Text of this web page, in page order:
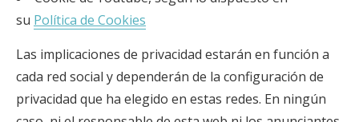
su Política de Cookies
Las implicaciones de privacidad estarán en función a
cada red social y dependerán de la configuración de
privacidad que ha elegido en estas redes. En ningún